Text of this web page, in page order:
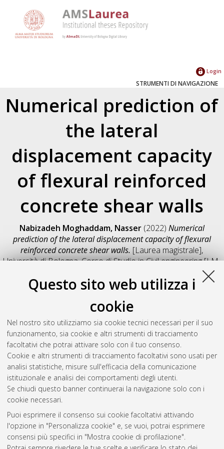
Questo sito web utilizza i
cookie
Nel nostro sito utilizziamo sia cookie tecnici necessari per il suo
funzionamento, sia cookie e altri strumenti di tracciamento
facoltativi che potrai attivare solo con il tuo consenso.
Cookie e altri strumenti di tracciamento facoltativi sono usati per
analisi statistiche, misure sull'efficacia della comunicazione
istituzionale e analisi dei comportamenti degli utenti.
Se chiudi questo banner continuerai la navigazione solo con i
cookie necessari.
Puoi esprimere il consenso sui cookie facoltativi attivando
l'opzione in "Personalizza cookie" e, se vuoi, potrai esprimere
consensi più specifici in "Mostra cookie di profilazione".
Login
STRUMENTI DI NAVIGAZIONE
Numerical prediction of
the lateral
displacement capacity
of flexural reinforced
concrete shear walls
Nabizadeh Moghaddam, Nasser(2022) Numerical
prediction of the lateral displacement capacity of flexural
reinforced concrete shear walls. [Laurea magistrale],
Università di Bologna, Corso di Studio inCivil engineering [LM-
Salva citazione
Condividi
Il full-text non è disponibile per scelta dell'autore. (
Abstract
Altri metadati
Gestione del documento:
Atom
Rss 1.0